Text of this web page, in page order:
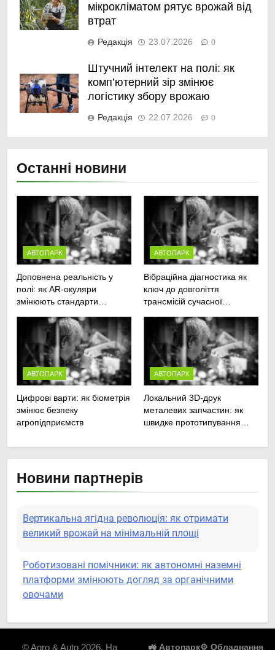
мікрокліматом рятує врожай від
втрат
Редакція 23.07.2026 0
Штучний інтелект на полі: як
комп’ютерний зір змінює
логістику збору врожаю
Редакція 22.07.2026 0
Останні новини
АВТОПАРК
Доповнена реальність у
полі: як AR-окуляри
змінюють стандарти
сільськогосподарської
техніки
АВТОПАРК
Вібраційна діагностика як
ключ до довголіття
трансмісій сучасної
АВТОПАРК
Цифрові варти: як біометрія
змінює безпеку
агропідприємств
АВТОПАРК
Локальний 3D-друк
металевих запчастин: як
швидке прототипування
Новини партнерів
Вертикальна ягідна революція: як отримати
великий врожай на мінімальній площі
Роботизовані помічники: як автономні наземні
платформи змінюють догляд за органічними
овочами
Пермакультурні стратегії управління водними
ресурсами: як зробити мале господарство
© Agro & Auto 2026. На 🚜 Автопарк⚙️ Обладнання